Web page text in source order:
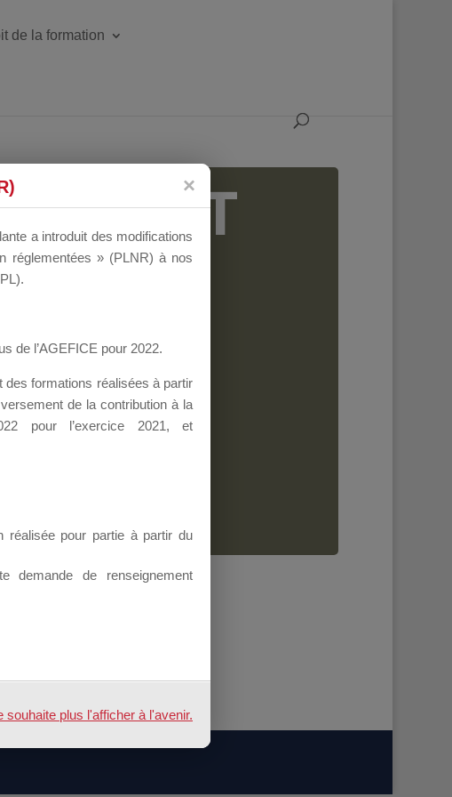
de la formation
du Dirigeant.
question.
a introduit des modifications
réglementées » (PLNR) à nos
de l’AGEFICE pour 2022.
des formations réalisées à partir
de la contribution à la
pour l’exercice 2021, et
réalisée pour partie à partir du
demande de renseignement
plus l'afficher à l'avenir.